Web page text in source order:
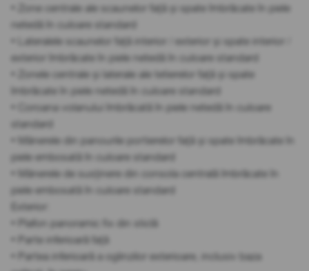
• Zone centrale ale scaunelor față și spate îmbrăcate în piele
netedă în culoare standard
• Lateralele scaunelor față interior / exterior și spate interior /
exterior îmbrăcate în piele netedă în culoare standard
• Zonele centrale și laterale ale tetierelor față și spate
îmbrăcate în piele netedă în culoare standard
• Coroana volanului îmbrăcată în piele netedă în culoare
standard
• Mânerele din panourile portierelor față și spate îmbrăcate în
piele embosată în culoare standard
• Mânerele de susținere din consola centrală îmbrăcate în
piele embosată în culoare standard
Exterior:
• Plafon panoramic fix din sticlă
• Parte inferioară față
• Partea inferioară a oglinzilor exterioare, inclusiv baza